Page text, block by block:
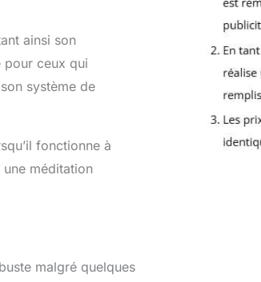
ainsi son
pour ceux qui
système de
fonctionne à
méditation
malgré quelques